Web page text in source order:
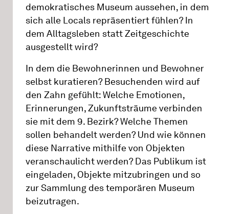
demokratisches Museum aussehen, in dem
sich alle Locals repräsentiert fühlen? In
dem Alltagsleben statt Zeitgeschichte
ausgestellt wird?
In dem die Bewohnerinnen und Bewohner
selbst kuratieren? Besuchenden wird auf
den Zahn gefühlt: Welche Emotionen,
Erinnerungen, Zukunftsträume verbinden
sie mit dem 9. Bezirk? Welche Themen
sollen behandelt werden? Und wie können
diese Narrative mithilfe von Objekten
veranschaulicht werden? Das Publikum ist
eingeladen, Objekte mitzubringen und so
zur Sammlung des temporären Museum
beizutragen.